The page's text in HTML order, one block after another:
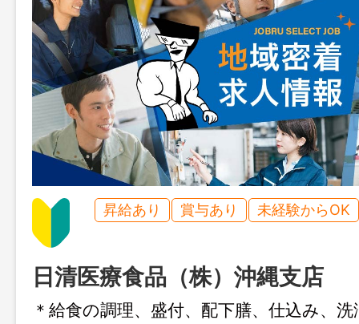
昇給あり 賞与あり 未経験からOK
日清医療食品（株）沖縄支店
＊給食の調理、盛付、配下膳、仕込み、